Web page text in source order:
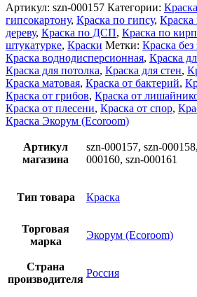
Артикул: szn-000157 Категории:
гипсокартону, Краска по гипсу,
дереву, Краска по ДСП, Краска по
штукатурке, Краски Метки: Краска без
Краска воднодисперсионная, Краска
Краска для потолка, Краска для стен,
Краска матовая, Краска от бактерий,
Краска от грибов, Краска от
Краска от плесени, Краска от спор,
Краска Экорум (Ecoroom)
Артикул
магазина
szn-000157, szn-
000160, szn-000161
Тип товара Краска
Торговая
марка
Экорум (Ecoroom)
Страна
производителя
Россия